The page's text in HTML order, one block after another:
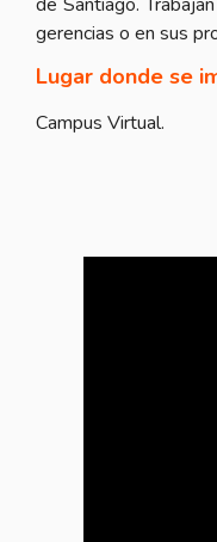
gerencias o en sus
Lugar donde se
Campus Virtual.